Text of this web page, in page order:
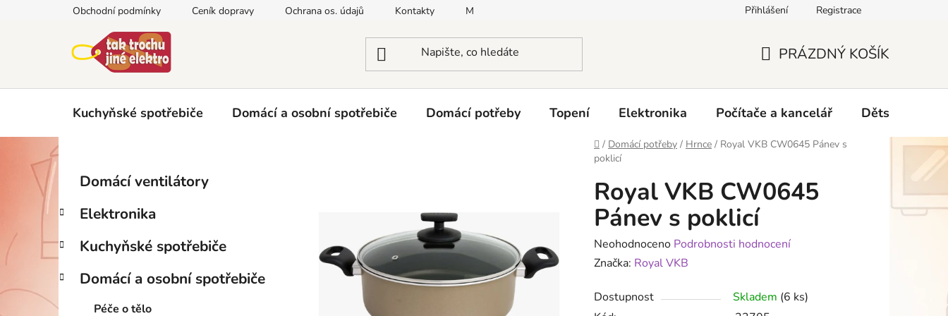
Obchodní podmínky Ceník dopravy Ochrana os. údajů Kontakty Moje objednávka Přihlášení Registrace
KOŠÍK
PRÁZDNÝ KOŠÍK
Kuchyňské spotřebiče Domácí a osobní spotřebiče Domácí potřeby Topení Elektronika Počítače a kancelář Dětské zboží
Domů
/ Domácí potřeby / Hrnce / Royal VKB CW0645 Pánev s
poklicí
s
r
a
n
n
Přeskočit
kategorie
e
o
r
i
Domácí ventilátory
Elektronika
Kuchyňské spotřebiče
Domácí a osobní spotřebiče
Péče o tělo
Royal VKB CW0645
Pánev s poklicí
Průměrné
hodnocení
je
Neohodnoceno Podrobnosti hodnocení
Značka: Royal VKB
Dostupnost Skladem (6 ks)